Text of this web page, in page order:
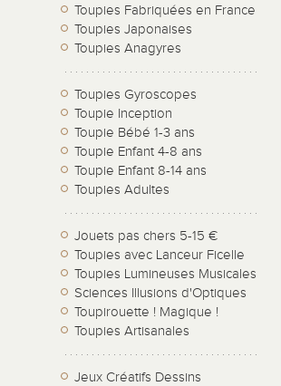
Toupies Fabriquées en France
Toupies Japonaises
Toupies Anagyres
Toupies Gyroscopes
Toupie Inception
Toupie Bébé 1-3 ans
Toupie Enfant 4-8 ans
Toupie Enfant 8-14 ans
Toupies Adultes
Jouets pas chers 5-15 €
Toupies avec Lanceur Ficelle
Toupies Lumineuses Musicales
Sciences Illusions d'Optiques
Toupirouette ! Magique !
Toupies Artisanales
Jeux Créatifs Dessins